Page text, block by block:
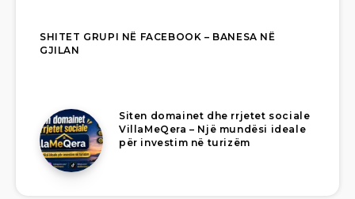
SHITET GRUPI NË FACEBOOK – BANESA NË
GJILAN
Siten domainet dhe rrjetet sociale
VillaMeQera – Një mundësi ideale
për investim në turizëm